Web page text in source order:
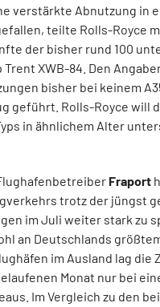
verstärkte Abnutzung in
teilte Rolls-Royce
der bisher rund 100
Trent XWB-84. Den
bisher bei keinem
geführt. Rolls-Royce will
in ähnlichem Alter
Fraport
trotz der jüngst
im Juli weiter stark zu
an Deutschlands
im Ausland lag die
Monat nur bei
Im Vergleich zu den